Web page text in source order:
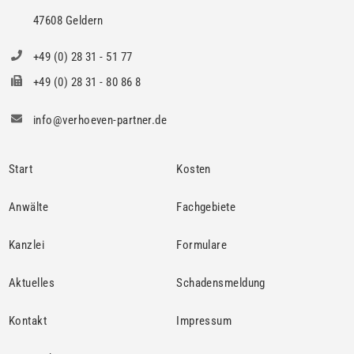
47608 Geldern
+49 (0) 28 31 - 51 77
+49 (0) 28 31 - 80 86 8
info@verhoeven-partner.de
Start Kosten
Anwälte Fachgebiete
Kanzlei Formulare
Aktuelles Schadensmeldung
Kontakt Impressum